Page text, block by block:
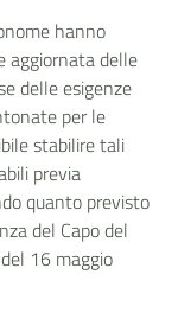
hanno
aggiornata delle
delle esigenze
per le
stabilire tali
previa
quanto previsto
del Capo del
16 maggio